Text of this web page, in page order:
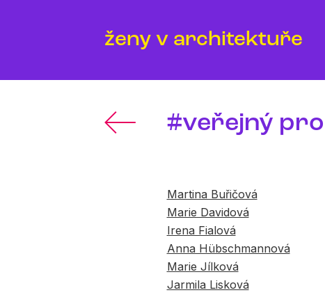
ženy v architektuře
#veřejný
Martina Buřičová
Marie Davidová
Irena Fialová
Anna Hübschmannová
Marie Jílková
Jarmila Lisková